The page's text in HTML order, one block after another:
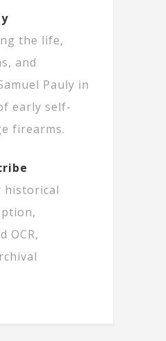
the life,
and
Pauly in
early self-
firearms.
historical
OCR,